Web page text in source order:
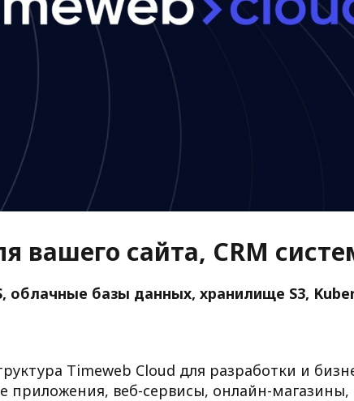
вашего сайта, CRM
облачные базы данных, хранилище S3,
Timeweb Cloud для разработки и
приложения, веб-сервисы, онлайн-